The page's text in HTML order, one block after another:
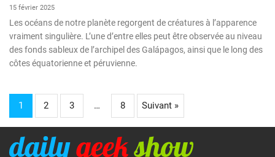
15 février 2025
Les océans de notre planète regorgent de créatures à l’apparence
vraiment singulière. L’une d’entre elles peut être observée au niveau
des fonds sableux de l’archipel des Galápagos, ainsi que le long des
côtes équatorienne et péruvienne.
1 2 3 … 8 Suivant »